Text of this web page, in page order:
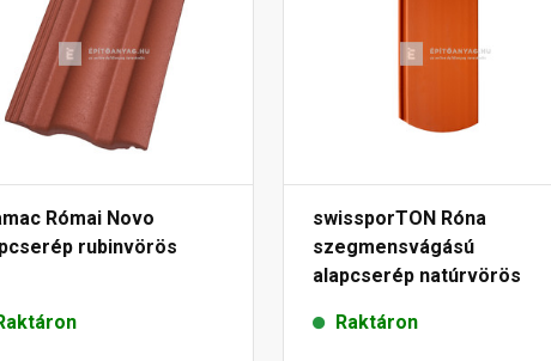
Római Novo
rubinvörös
swissporTON Róna
szegmensvágású
alapcserép natúrvörös
Raktáron